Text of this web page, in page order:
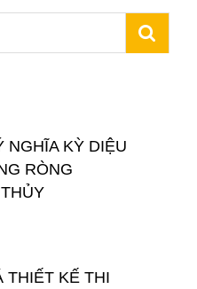
NGHĨA KỲ DIỆU
RÒNG
THIẾT KẾ THI